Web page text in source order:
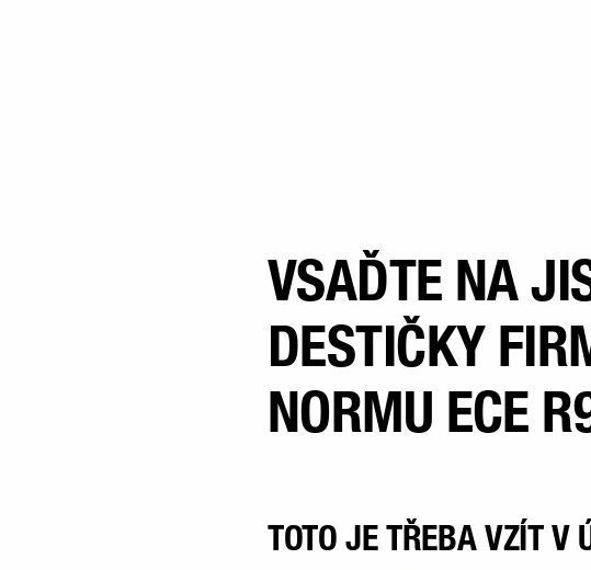
VSAĎTE NA
DESTIČKY
NORMU ECE
TOTO JE TŘEBA VZÍT V